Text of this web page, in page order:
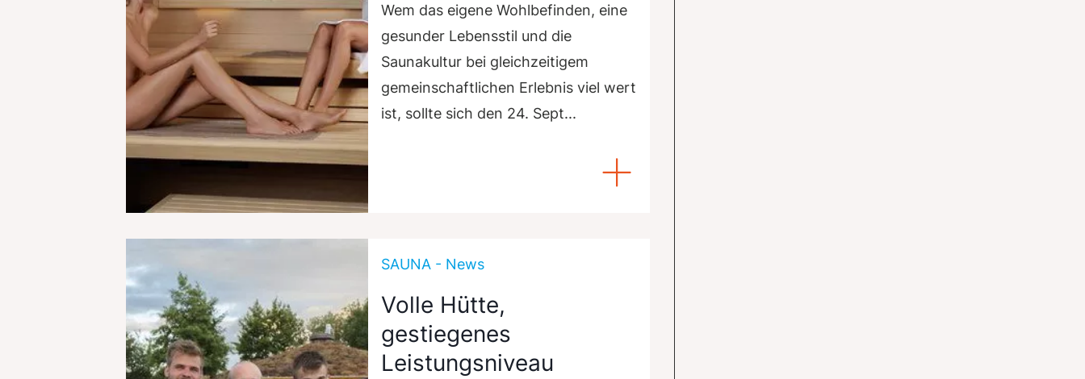
Wem das eigene Wohlbefinden, eine
gesunder Lebensstil und die
Saunakultur bei gleichzeitigem
gemeinschaftlichen Erlebnis viel wert
ist, sollte sich den 24. Sept...
SAUNA - News
Volle Hütte,
gestiegenes
Leistungsniveau